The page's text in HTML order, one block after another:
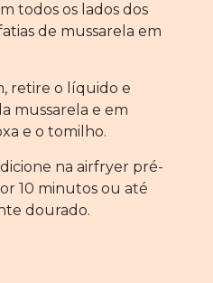
todos os lados dos
de mussarela em
retire o líquido e
mussarela e em
e o tomilho.
na airfryer pré-
10 minutos ou até
dourado.